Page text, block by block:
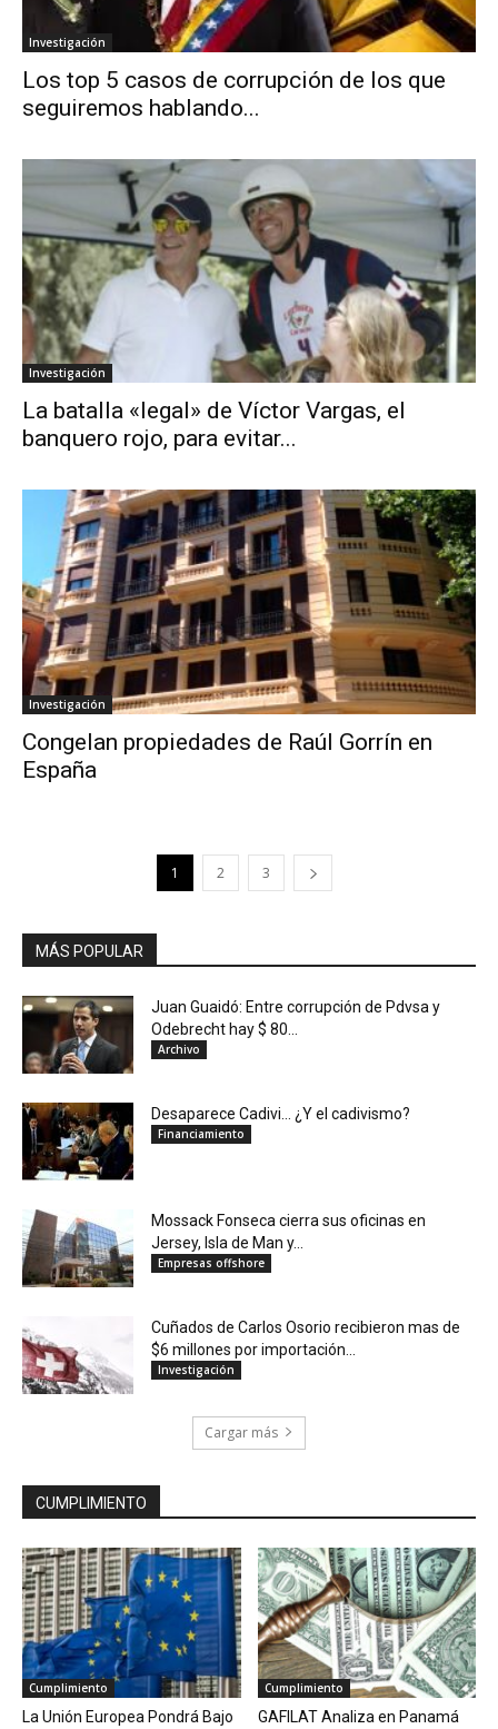
Investigación
Los top 5 casos de corrupción de los que
seguiremos hablando...
Investigación
La batalla «legal» de Víctor Vargas, el
banquero rojo, para evitar...
Investigación
Congelan propiedades de Raúl Gorrín en
España
1 2 3
MÁS POPULAR
Juan Guaidó: Entre corrupción de Pdvsa y
Odebrecht hay $ 80...
Archivo
Desaparece Cadivi… ¿Y el cadivismo?
Financiamiento
Mossack Fonseca cierra sus oficinas en
Jersey, Isla de Man y...
Empresas offshore
Cuñados de Carlos Osorio recibieron mas de
$6 millones por importación...
Investigación
Cargar más
CUMPLIMIENTO
Cumplimiento
La Unión Europea Pondrá Bajo
Cumplimiento
GAFILAT Analiza en Panamá